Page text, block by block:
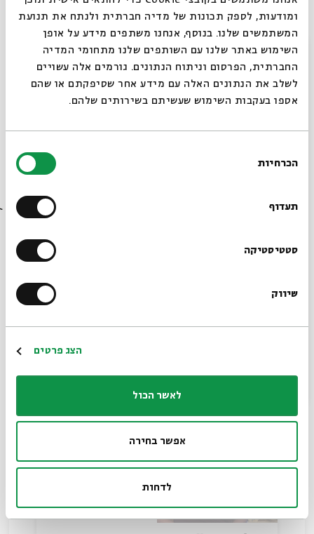
ומודעות, לספק תכונות של מדיה חברתית ולנתח את תנועת
המשתמשים שלנו. בנוסף, אנחנו משתפים מידע על אופן
השימוש באתר שלנו עם השותפים שלנו מתחומי המדיה
החברתית, הפרסום וניתוח הנתונים. גורמים אלה עשויים
לשלב את הנתונים האלה עם מידע אחר שסיפקתם או שהם
אספו בעקבות השימוש שעשיתם בשירותים שלהם.
הסכמה
הכרחיות
תעדוף
סטטיסטיקה
שיווק
הצג פרטים
לאשר הכול
אפשר בחירה
לדחות
כפירה: סיפורי מינים בתלמוד
הבבלי
עם: פרופ' מיכל בר-אשר סיגל
10.07.22
עם: פרופ' מיכל בר-אשר סיגל
סגור